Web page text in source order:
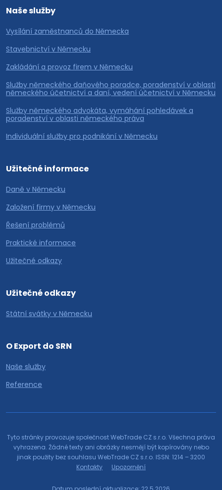
Naše služby
Vysílání zaměstnanců do Německa
Stavebnictví v Německu
Zakládání a provoz firem v Německu
Služby německého daňového poradce, poradenství v oblasti
německého účetnictví a daní, vedení účetnictví v Německu
Služby německého advokáta, vymáhání pohledávek a
poradenství v oblasti německého práva
Individuální služby pro podnikání v Německu
Užitečné informace
Daně v Německu
Založení firmy v Německu
Řešení problémů
Praktické informace
Užitečné odkazy
Užitečné odkazy
Státní svátky v Německu
O Export do SRN
Naše služby
Reference
Tyto stránky provozuje společnost WebTrade CZ s.r.o. Všechna práva
vyhrazena. Žádné texty ani obrázky nesmějí být kopírovány nebo
jinak použity bez souhlasu WebTrade CZ s.r.o. ISSN: 1214 – 3200
Kontakty
Upozornění